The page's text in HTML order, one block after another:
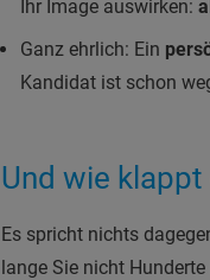
Ihr Image auswirken:
Ganz ehrlich: Ein
Kandidat ist schon
Und wie klappt
Es spricht nichts
lange Sie nicht